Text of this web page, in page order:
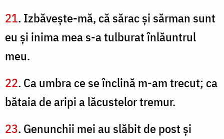
21. Izbăveşte-mă, că sărac şi sărman sunt
eu şi inima mea s-a tulburat înlăuntrul
meu.
22. Ca umbra ce se înclină m-am trecut; ca
bătaia de aripi a lăcustelor tremur.
23. Genunchii mei au slăbit de post şi